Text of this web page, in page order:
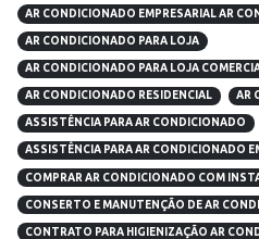
AR CONDICIONADO EMPRESARIAL AR
AR CONDICIONADO PARA LOJA
AR CONDICIONADO PARA LOJA
AR CONDICIONADO RESIDENCIAL AR
ASSISTÊNCIA PARA AR CONDICIONADO
ASSISTÊNCIA PARA AR CONDICIONADO
COMPRAR AR CONDICIONADO COM
CONSERTO E MANUTENÇÃO DE AR
CONTRATO PARA HIGIENIZAÇÃO AR